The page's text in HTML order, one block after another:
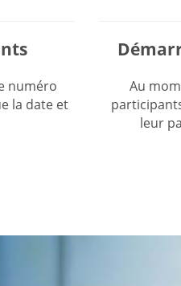
numéro
la date et
Au
leur